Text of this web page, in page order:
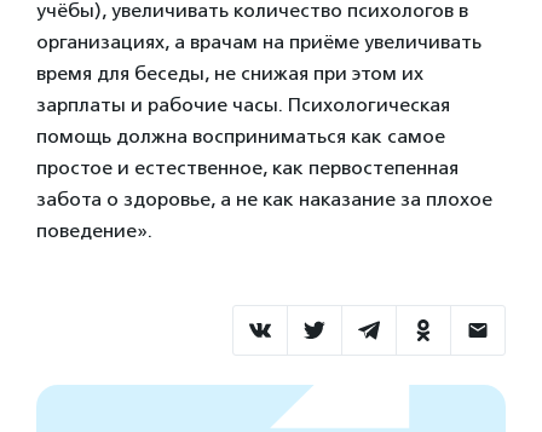
учёбы), увеличивать количество психологов в
организациях, а врачам на приёме увеличивать
время для беседы, не снижая при этом их
зарплаты и рабочие часы. Психологическая
помощь должна восприниматься как самое
простое и естественное, как первостепенная
забота о здоровье, а не как наказание за плохое
поведение».